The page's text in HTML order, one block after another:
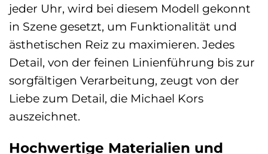
jeder Uhr, wird bei diesem Modell gekonnt
in Szene gesetzt, um Funktionalität und
ästhetischen Reiz zu maximieren. Jedes
Detail, von der feinen Linienführung bis zur
sorgfältigen Verarbeitung, zeugt von der
Liebe zum Detail, die Michael Kors
auszeichnet.
Hochwertige Materialien und